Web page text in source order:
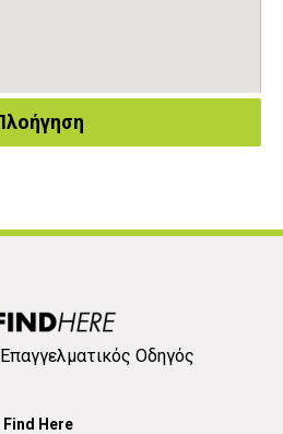
Οδηγός
Find Here